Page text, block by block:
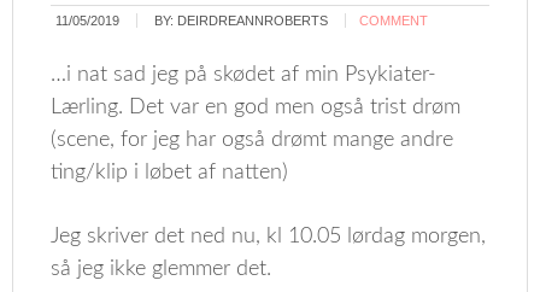
11/05/2019 BY: DEIRDREANNROBERTS COMMENT
…i nat sad jeg på skødet af min Psykiater-
Lærling. Det var en god men også trist drøm
(scene, for jeg har også drømt mange andre
ting/klip i løbet af natten)
Jeg skriver det ned nu, kl 10.05 lørdag morgen,
så jeg ikke glemmer det.